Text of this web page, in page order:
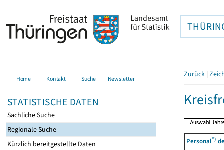
Home Kontakt Suche Newsletter
STATISTISCHE DATEN
Sachliche Suche
Regionale Suche
Kürzlich bereitgestellte Daten
Zurück |
Personal*)